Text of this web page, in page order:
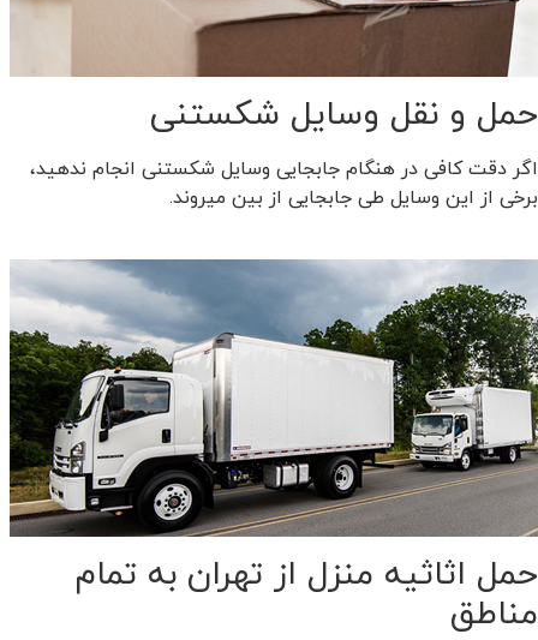
حمل و نقل وسایل شکستنی
اگر دقت کافی در هنگام جابجایی وسایل شکستنی انجام ندهید،
برخی از این وسایل طی جابجایی از بین میروند.
حمل اثاثیه منزل از تهران به تمام
مناطق